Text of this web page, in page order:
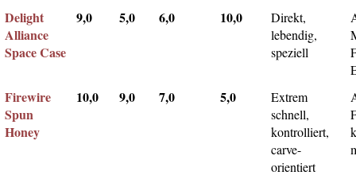
Delight
Alliance
Space Case
9,0 5,0 6,0 10,0
Direkt,
lebendig,
speziell
Firewire
Spun
Honey
10,0 9,0 7,0 5,0
Extrem
schnell,
kontrolliert,
carve-
orientiert